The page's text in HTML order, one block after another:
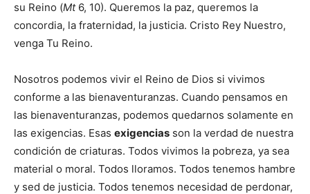
su Reino (Mt6, 10). Queremos la paz, queremos la
concordia, la fraternidad, la justicia. Cristo Rey Nuestro,
venga Tu Reino.
Nosotros podemos vivir el Reino de Dios si vivimos
conforme a las bienaventuranzas. Cuando pensamos en
las bienaventuranzas, podemos quedarnos solamente en
las exigencias. Esas exigencias son la verdad de nuestra
condición de criaturas. Todos vivimos la pobreza, ya sea
material o moral. Todos lloramos. Todos tenemos hambre
y sed de justicia. Todos tenemos necesidad de perdonar,